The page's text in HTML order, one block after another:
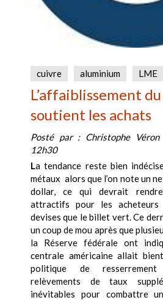
cuivre aluminium LME
L’affaiblissement
soutient les achats
Posté par : Christophe Véron
12h30
La tendance reste bien
métaux alors que l’on note un
dollar, ce qui devrait
attractifs pour les
devises que le billet vert. Ce
un coup de mou après que
la Réserve fédérale ont
centrale américaine allait
politique de
relèvements de taux
inévitables pour combattre